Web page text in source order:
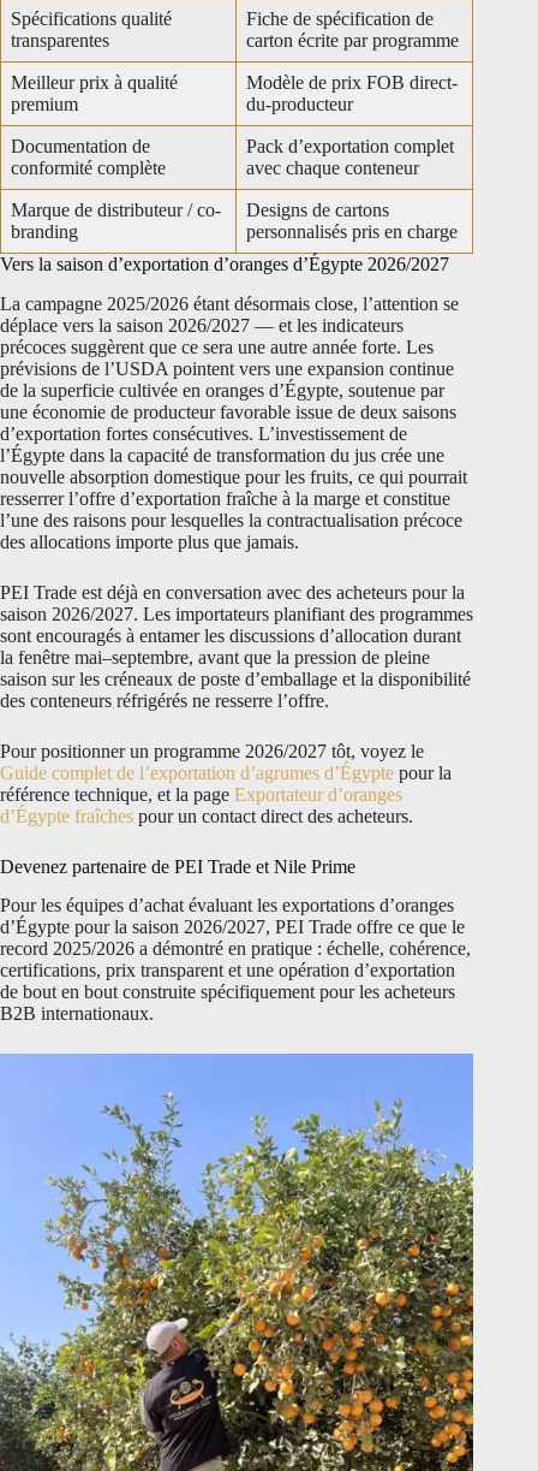
Spécifications qualité
transparentes
Fiche de spécification de
carton écrite par programme
Meilleur prix à qualité
premium
Modèle de prix FOB direct-
du-producteur
Documentation de
conformité complète
Pack d’exportation complet
avec chaque conteneur
Marque de distributeur / co-
branding
Designs de cartons
personnalisés pris en charge
Vers la saison d’exportation d’oranges d’Égypte 2026/2027
La campagne 2025/2026 étant désormais close, l’attention se
déplace vers la saison 2026/2027 — et les indicateurs
précoces suggèrent que ce sera une autre année forte. Les
prévisions de l’USDA pointent vers une expansion continue
de la superficie cultivée en oranges d’Égypte, soutenue par
une économie de producteur favorable issue de deux saisons
d’exportation fortes consécutives. L’investissement de
l’Égypte dans la capacité de transformation du jus crée une
nouvelle absorption domestique pour les fruits, ce qui pourrait
resserrer l’offre d’exportation fraîche à la marge et constitue
l’une des raisons pour lesquelles la contractualisation précoce
des allocations importe plus que jamais.
PEI Trade est déjà en conversation avec des acheteurs pour la
saison 2026/2027. Les importateurs planifiant des programmes
sont encouragés à entamer les discussions d’allocation durant
la fenêtre mai–septembre, avant que la pression de pleine
saison sur les créneaux de poste d’emballage et la disponibilité
des conteneurs réfrigérés ne resserre l’offre.
Pour positionner un programme 2026/2027 tôt, voyez le
Guide complet de l’exportation d’agrumes d’Égypte pour la
référence technique, et la page Exportateur d’oranges
d’Égypte fraîches pour un contact direct des acheteurs.
Devenez partenaire de PEI Trade et Nile Prime
Pour les équipes d’achat évaluant les exportations d’oranges
d’Égypte pour la saison 2026/2027, PEI Trade offre ce que le
record 2025/2026 a démontré en pratique : échelle, cohérence,
certifications, prix transparent et une opération d’exportation
de bout en bout construite spécifiquement pour les acheteurs
B2B internationaux.